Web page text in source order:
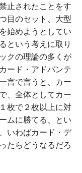
止されたことをす
目のセット、大型
始めようとしてい
という考えに取り
クの理論の多くが
ード・アドバンテ
言で言うと、カー
、全体としてカー
枚で２枚以上に対
ムに勝てる、とい
いわばカード・デ
たらどうなるだろ